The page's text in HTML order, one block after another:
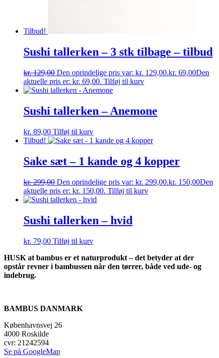
Tilbud!
Sushi tallerken – 3 stk tilbage – tilbud
kr.129,00 Den oprindelige pris var: kr. 129,00.kr. 69,00Den
aktuelle pris er: kr. 69,00. Tilføj til kurv
Sushi tallerken – Anemone
kr. 89,00 Tilføj til kurv
Tilbud!
Sake sæt – 1 kande og 4 kopper
kr.299,00 Den oprindelige pris var: kr. 299,00.kr. 150,00Den
aktuelle pris er: kr. 150,00. Tilføj til kurv
Sushi tallerken – hvid
kr. 79,00 Tilføj til kurv
HUSK at bambus er et naturprodukt – det betyder at der
opstår revner i bambussen når den tørrer, både ved ude- og
indebrug.
BAMBUS DANMARK
Københavnsvej 26
4000 Roskilde
cvr: 21242594
Se på GoogleMap